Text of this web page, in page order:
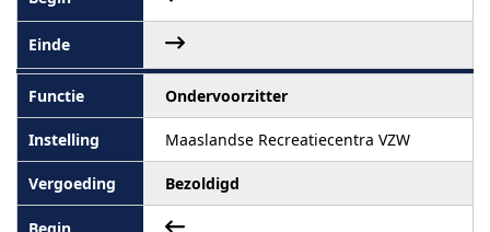
Ondervoorzitter
Maaslandse Recreatiecentra VZW
Bezoldigd